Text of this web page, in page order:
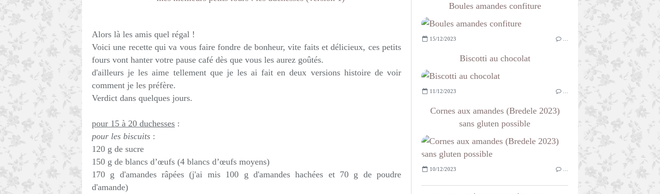
Alors là les amis quel régal !
Voici une recette qui va vous faire fondre de bonheur, vite faits et délicieux, ces petits
fours vont hanter votre pause café dès que vous les aurez goûtés.
d'ailleurs je les aime tellement que je les ai fait en deux versions histoire de voir
comment je les préfère.
Verdict dans quelques jours.
pour 15 à 20 duchesses :
pour les biscuits :
120 g de sucre
150 g de blancs d’œufs (4 blancs d’œufs moyens)
170 g d'amandes râpées (j'ai mis 100 g d'amandes hachées et 70 g de poudre
d'amande)
Boules amandes confiture
15/12/2023
Biscotti au chocolat
11/12/2023
Cornes aux amandes (Bredele 2023)
sans gluten possible
10/12/2023